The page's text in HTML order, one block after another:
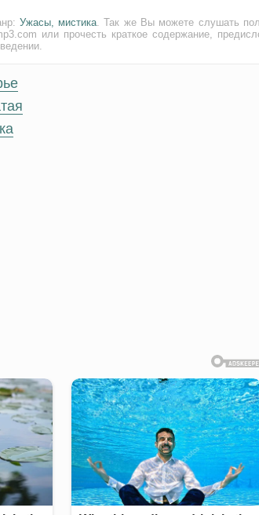
Ужасы, мистика. Так же Вы можете слушать
или прочесть краткое содержание,